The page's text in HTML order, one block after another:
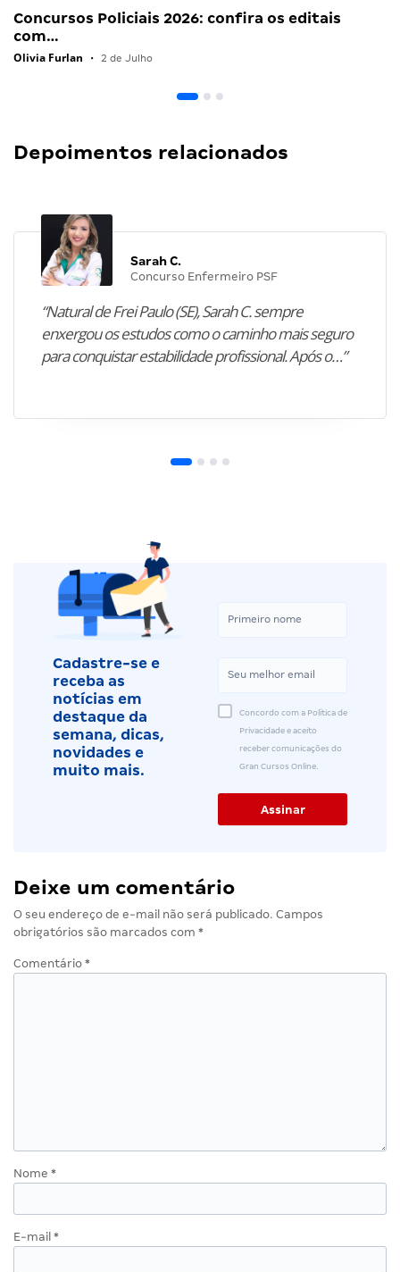
Concursos Policiais 2026: confira os editais
com…
Olivia Furlan • 2 de Julho
Depoimentos relacionados
Sarah C.
Concurso Enfermeiro PSF
“Natural de Frei Paulo (SE), Sarah C. sempre
enxergou os estudos como o caminho mais seguro
para conquistar estabilidade profissional. Após o…”
Cadastre-se e
receba as
notícias em
destaque da
semana, dicas,
novidades e
muito mais.
Concordo com a Política de
Privacidade e aceito
receber comunicações do
Gran Cursos Online.
Deixe um comentário
O seu endereço de e-mail não será publicado. Campos
obrigatórios são marcados com *
Comentário *
Nome *
E-mail *